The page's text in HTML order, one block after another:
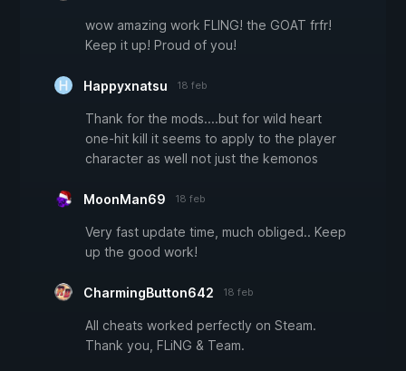
wow amazing work FLING! the GOAT frfr!
Keep it up! Proud of you!
Happyxnatsu 18 feb
Thank for the mods....but for wild heart
one-hit kill it seems to apply to the player
character as well not just the kemonos
MoonMan69 18 feb
Very fast update time, much obliged.. Keep
up the good work!
CharmingButton642 18 feb
All cheats worked perfectly on Steam.
Thank you, FLiNG & Team.